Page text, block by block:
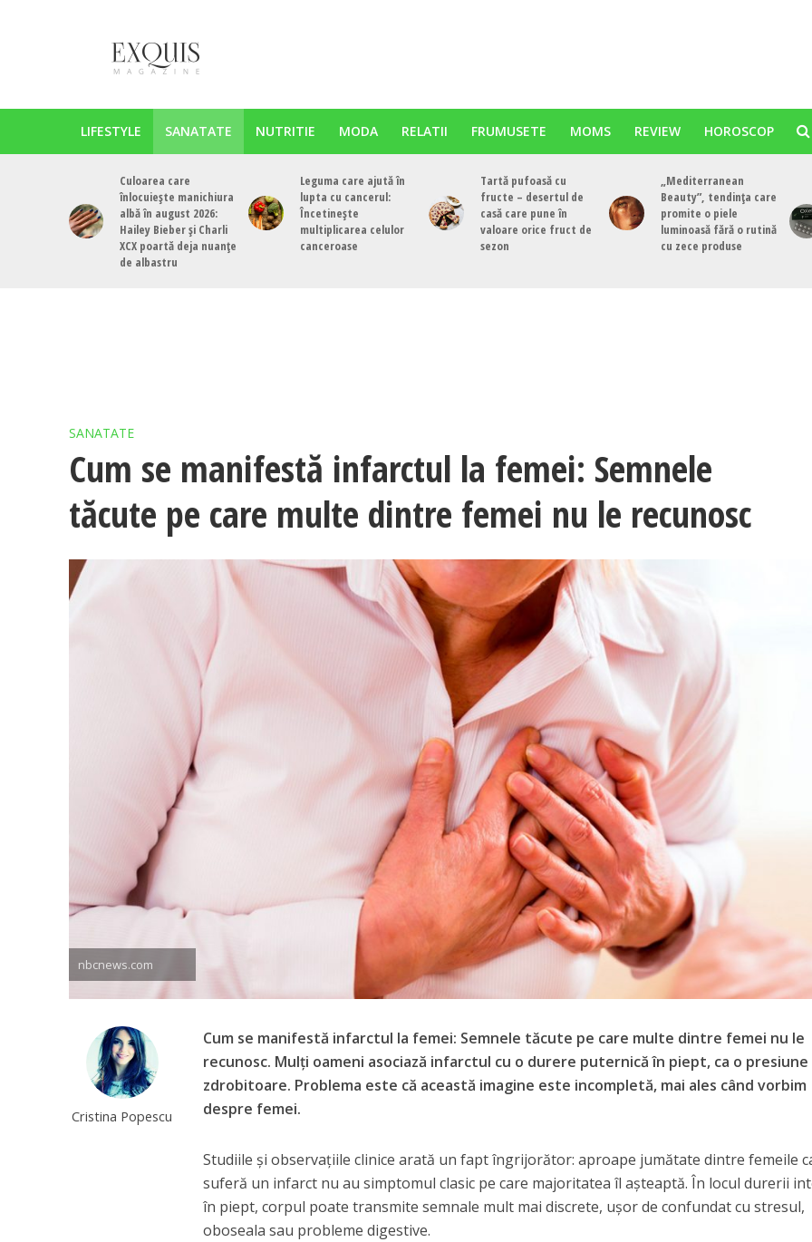
LIFESTYLE SANATATE NUTRITIE MODA RELATII FRUMUSETE MOMS REVIEW HOROSCOP
Culoarea care
înlocuiește manichiura
albă în august 2026:
Hailey Bieber și Charli
XCX poartă deja nuanțe
de albastru
Leguma care ajută în
lupta cu cancerul:
Încetinește
multiplicarea celulor
canceroase
Tartă pufoasă cu
fructe – desertul de
casă care pune în
valoare orice fruct de
sezon
„Mediterranean
Beauty”, tendința care
promite o piele
luminoasă fără o rutină
cu zece produse
SANATATE
Cum se manifestă infarctul la femei: Semnele
tăcute pe care multe dintre femei nu le recunosc
nbcnews.com
Cristina Popescu
Cum se manifestă infarctul la femei: Semnele tăcute pe care multe dintre femei nu le
recunosc. Mulți oameni asociază infarctul cu o durere puternică în piept, ca o presiune
zdrobitoare. Problema este că această imagine este incompletă, mai ales când vorbim
despre femei.
Studiile și observațiile clinice arată un fapt îngrijorător: aproape jumătate dintre femeile
suferă un infarct nu au simptomul clasic pe care majoritatea îl așteaptă. În locul durerii
în piept, corpul poate transmite semnale mult mai discrete, ușor de confundat cu stresul,
oboseala sau probleme digestive.